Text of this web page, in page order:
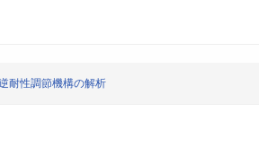
耐性調節機構の解析